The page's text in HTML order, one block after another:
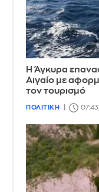
Η Άγκυρα
Αιγαίο με
τον τουρισμό
ΠΟΛΙΤΙΚΗ